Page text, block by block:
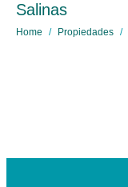
Salinas
Home Propiedades